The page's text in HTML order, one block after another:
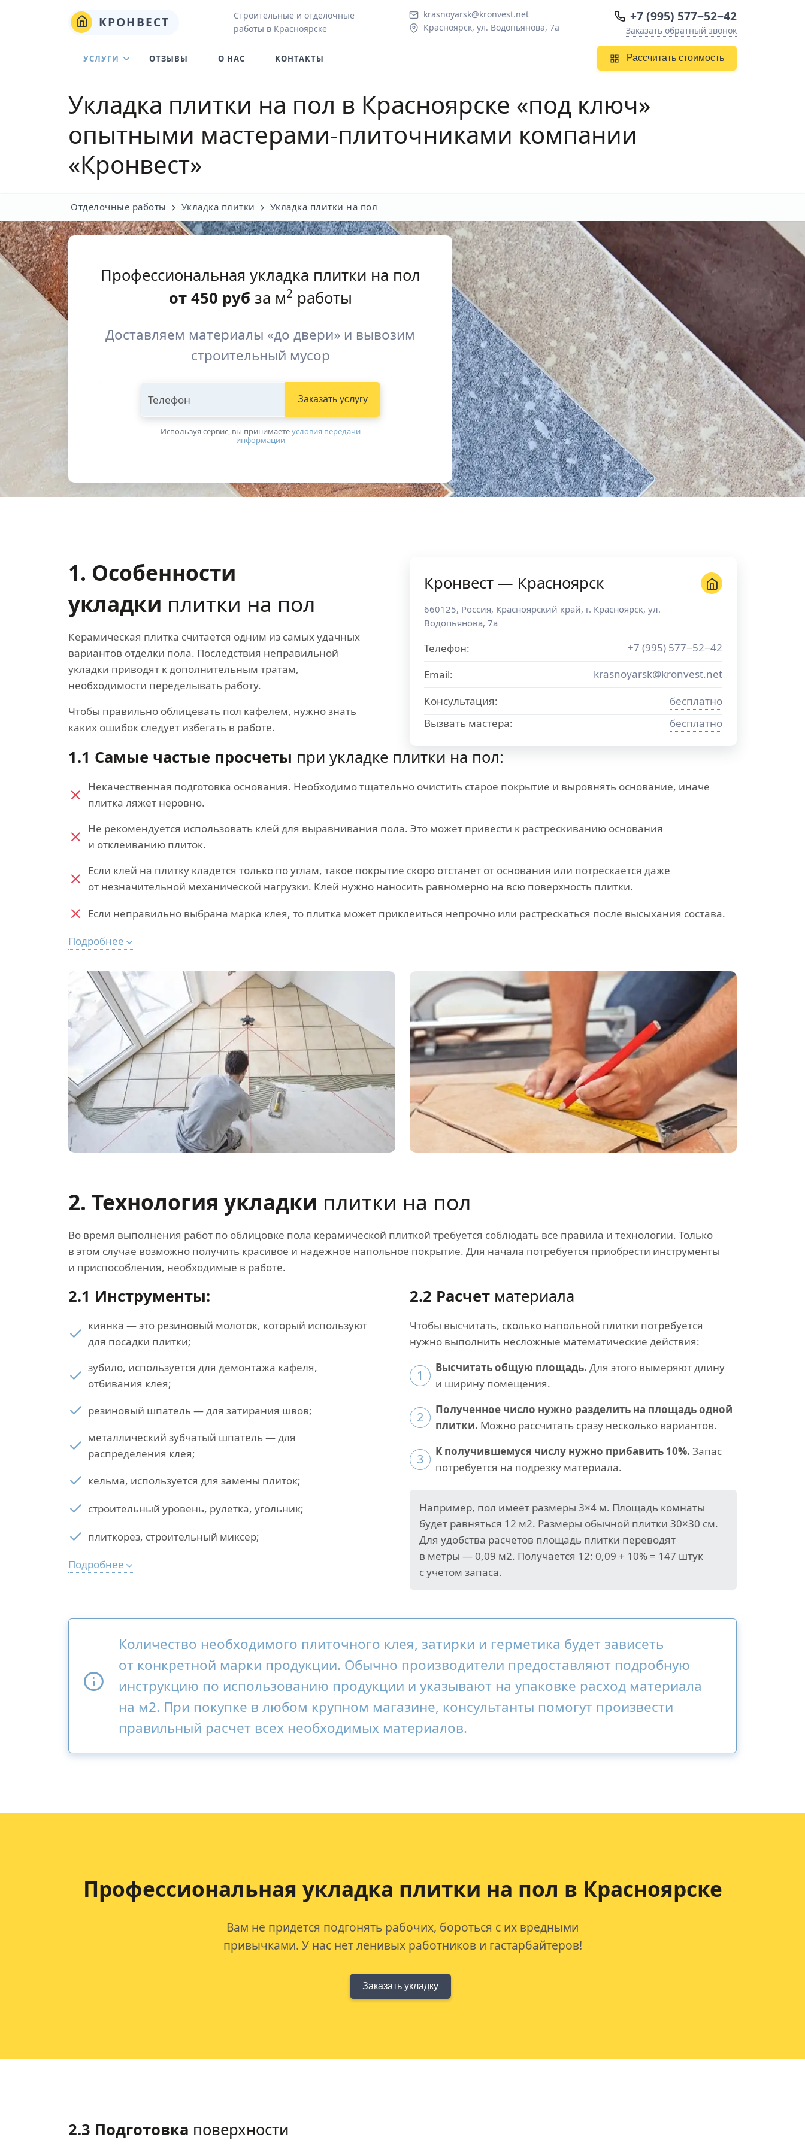
КРОНВЕСТ
Строительные и отделочные
работы в Красноярске
krasnoyarsk@kronvest.net
Красноярск, ул. Водопьянова, 7а
+7 (995) 577−52−42
Заказать обратный звонок
Рассчитать стоимость
УСЛУГИ ОТЗЫВЫ О НАС КОНТАКТЫ
Укладка плитки на пол в Красноярске «под ключ»
опытными мастерами-плиточниками компании
«Кронвест»
Отделочные работы Укладка плитки Укладка плитки на пол
Профессиональная укладка плитки на пол
от 450 руб за м2 работы
Доставляем материалы «до двери» и вывозим
строительный мусор
Телефон Заказать услугу
Используя сервис, вы принимаетeусловия передачи
информации
1. Особенности
укладки плитки на пол
Керамическая плитка считается одним из самых удачных
вариантов отделки пола. Последствия неправильной
укладки приводят к дополнительным тратам,
необходимости переделывать работу.
Чтобы правильно облицевать пол кафелем, нужно знать
каких ошибок следует избегать в работе.
Кронвест — Красноярск
660125, Россия, Красноярский край, г. Красноярск, ул.
Водопьянова, 7а
Телефон:
+7 (995) 577−52−42
Email:
krasnoyarsk@kronvest.net
Консультация:
бесплатно
Вызвать мастера:
бесплатно
1.1 Самые частые просчеты при укладке плитки на пол:
Некачественная подготовка основания. Необходимо тщательно очистить старое покрытие и выровнять основание, иначе
плитка ляжет неровно.
Не рекомендуется использовать клей для выравнивания пола. Это может привести к растрескиванию основания
и отклеиванию плиток.
Если клей на плитку кладется только по углам, такое покрытие скоро отстанет от основания или потрескается даже
от незначительной механической нагрузки. Клей нужно наносить равномерно на всю поверхность плитки.
Если неправильно выбрана марка клея, то плитка может приклеиться непрочно или растрескаться после высыхания состава.
Подробнее
2. Технология укладки плитки на пол
Во время выполнения работ по облицовке пола керамической плиткой требуется соблюдать все правила и технологии. Только
в этом случае возможно получить красивое и надежное напольное покрытие. Для начала потребуется приобрести инструменты
и приспособления, необходимые в работе.
2.1 Инструменты:
киянка — это резиновый молоток, который используют
для посадки плитки;
зубило, используется для демонтажа кафеля,
отбивания клея;
резиновый шпатель — для затирания швов;
металлический зубчатый шпатель — для
распределения клея;
кельма, используется для замены плиток;
строительный уровень, рулетка, угольник;
плиткорез, строительный миксер;
Подробнее
2.2 Расчет материала
Чтобы высчитать, сколько напольной плитки потребуется
нужно выполнить несложные математические действия:
1 Высчитать общую площадь. Для этого вымеряют длину
и ширину помещения.
2
Полученное число нужно разделить на площадь одной
плитки. Можно рассчитать сразу несколько вариантов.
3 К получившемуся числу нужно прибавить 10%. Запас
потребуется на подрезку материала.
Например, пол имеет размеры 3×4 м. Площадь комнаты
будет равняться 12 м2. Размеры обычной плитки 30×30 см.
Для удобства расчетов площадь плитки переводят
в метры — 0,09 м2. Получается 12: 0,09 + 10% = 147 штук
с учетом запаса.
Количество необходимого плиточного клея, затирки и герметика будет зависеть
от конкретной марки продукции. Обычно производители предоставляют подробную
инструкцию по использованию продукции и указывают на упаковке расход материала
на м2. При покупке в любом крупном магазине, консультанты помогут произвести
правильный расчет всех необходимых материалов.
Профессиональная укладка плитки на пол в Красноярске
Вам не придется подгонять рабочих, бороться с их вредными
привычками. У нас нет ленивых работников и гастарбайтеров!
Заказать укладку
2.3 Подготовка поверхности